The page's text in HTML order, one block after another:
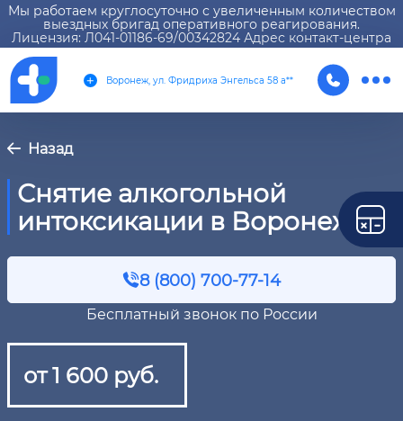
Мы работаем круглосуточно с увеличенным количеством
выездных бригад оперативного реагирования.
Лицензия: Л041-01186-69/00342824 Адрес контакт-центра
Воронеж, ул. Фридриха Энгельса 58 а**
Назад
Снятие алкогольной
интоксикации в Воронеже
8 (800) 700-77-14
Бесплатный звонок по России
от 1 600 руб.